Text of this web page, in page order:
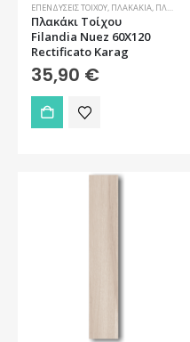
ΕΠΕΝΔΎΣΕΙΣ ΤΟΊΧΟΥ, ΠΛΑΚΆΚΙΑ, ΠΛΑΚΆΚΙΑ ΤΟΊΧΟΥ
Πλακάκι Τοίχου
Filandia Nuez 60X120
Rectificato Karag
35,90 €